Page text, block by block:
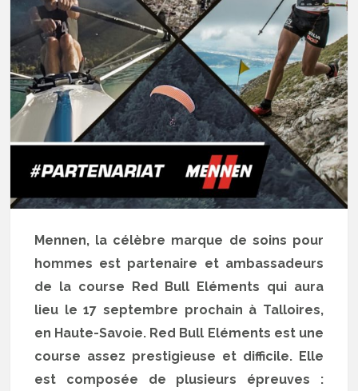
Mennen, la célèbre marque de soins pour
hommes est partenaire et ambassadeurs
de la course Red Bull Eléments qui aura
lieu le 17 septembre prochain à Talloires,
en Haute-Savoie. Red Bull Eléments est une
course assez prestigieuse et difficile. Elle
est composée de plusieurs épreuves :